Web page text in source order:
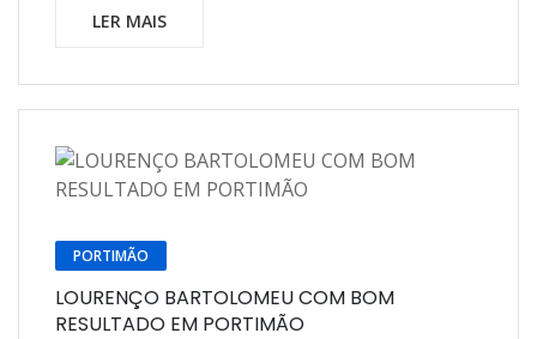
LER MAIS
PORTIMÃO
LOURENÇO BARTOLOMEU COM BOM
RESULTADO EM PORTIMÃO